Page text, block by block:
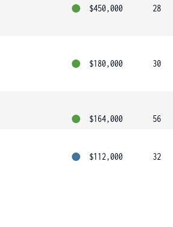
$450,000
28
$180,000
30
$164,000
56
$112,000
32